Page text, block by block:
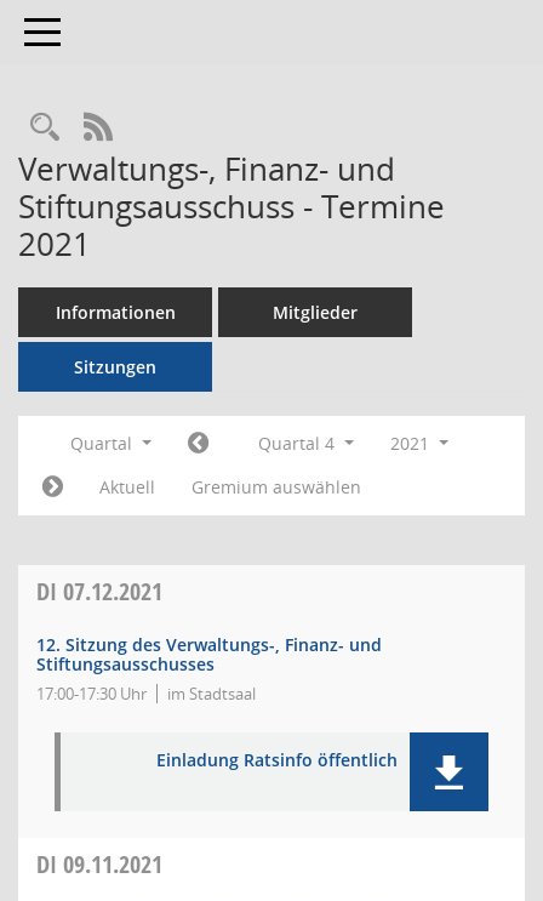
Toggle navigation
RSS-Feed
Verwaltungs-, Finanz- und
Stiftungsausschuss - Termine
2021
Informationen Mitglieder
Sitzungen
Quartal Quartal 4
2021
Aktuell
Gremium auswählen
DI 07.12.2021
12. Sitzung des Verwaltungs-, Finanz- und
Stiftungsausschusses
17:00-17:30 Uhr im Stadtsaal
Einladung Ratsinfo öffentlich
DI 09.11.2021